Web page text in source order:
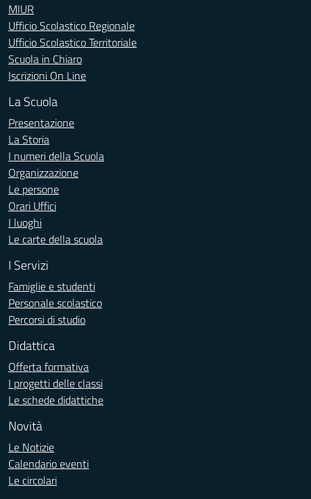
MIUR
Ufficio Scolastico Regionale
Ufficio Scolastico Territoriale
Scuola in Chiaro
Iscrizioni On Line
La Scuola
Presentazione
La Storia
I numeri della Scuola
Organizzazione
Le persone
Orari Uffici
I luoghi
Le carte della scuola
I Servizi
Famiglie e studenti
Personale scolastico
Percorsi di studio
Didattica
Offerta formativa
I progetti delle classi
Le schede didattiche
Novità
Le Notizie
Calendario eventi
Le circolari